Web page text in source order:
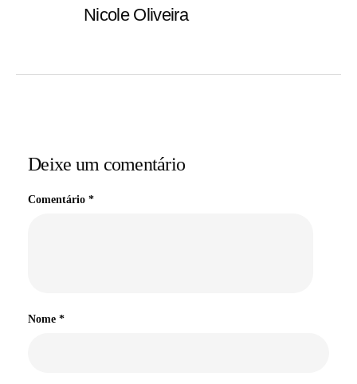
Nicole Oliveira
Deixe um comentário
Comentário *
Nome *